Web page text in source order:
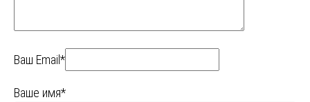
Ваш Email*
Ваше имя*